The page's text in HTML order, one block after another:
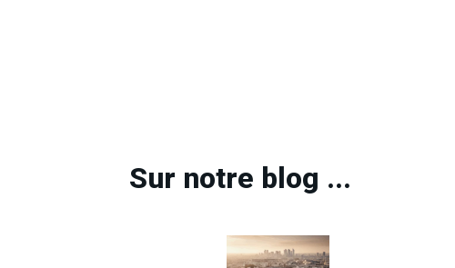
Sur notre blog ...